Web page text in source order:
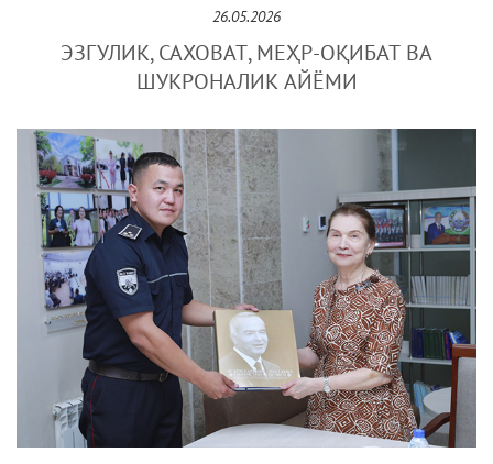
26.05.2026
ЭЗГУЛИК, САХОВАТ, МЕҲР-ОҚИБАТ ВА
ШУКРОНАЛИК АЙЁМИ